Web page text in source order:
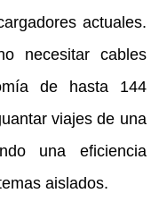
actuales.
necesitar cables
de hasta 144
viajes de una
una eficiencia
aislados.